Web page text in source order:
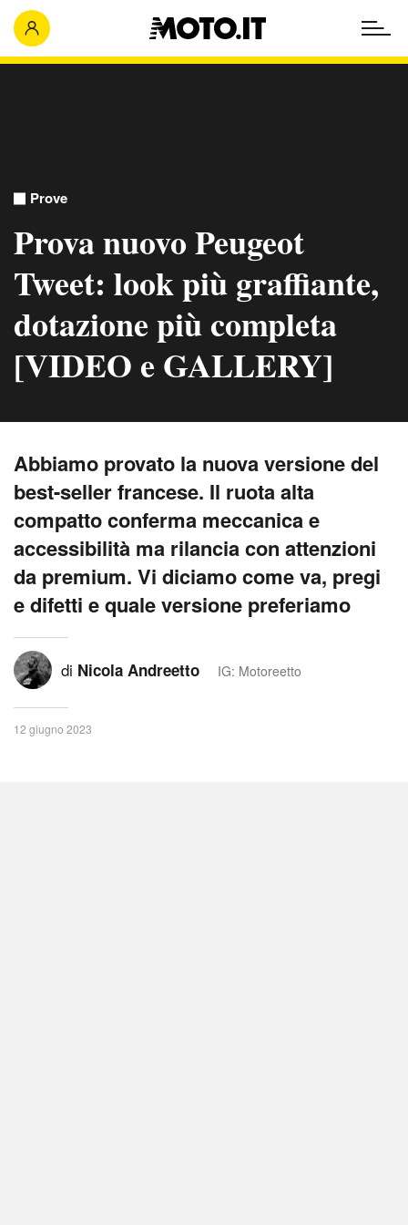
Prove
Prova nuovo Peugeot
Tweet: look più graffiante,
dotazione più completa
[VIDEO e GALLERY]
Abbiamo provato la nuova versione del
best-seller francese. Il ruota alta
compatto conferma meccanica e
accessibilità ma rilancia con attenzioni
da premium. Vi diciamo come va, pregi
e difetti e quale versione preferiamo
di Nicola Andreetto IG: Motoreetto
12 giugno 2023